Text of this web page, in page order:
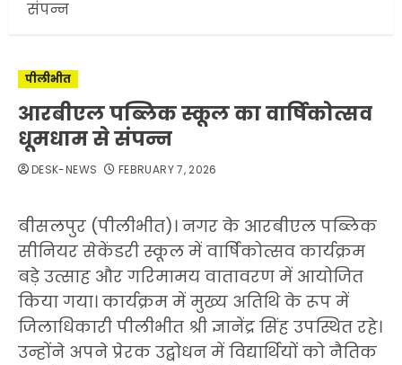
संपन्न
पीलीभीत
आरबीएल पब्लिक स्कूल का वार्षिकोत्सव
धूमधाम से संपन्न
DESK-NEWS FEBRUARY 7, 2026
बीसलपुर (पीलीभीत)। नगर के आरबीएल पब्लिक
सीनियर सेकेंडरी स्कूल में वार्षिकोत्सव कार्यक्रम
बड़े उत्साह और गरिमामय वातावरण में आयोजित
किया गया। कार्यक्रम में मुख्य अतिथि के रूप में
जिलाधिकारी पीलीभीत श्री ज्ञानेंद्र सिंह उपस्थित रहे।
उन्होंने अपने प्रेरक उद्बोधन में विद्यार्थियों को नैतिक